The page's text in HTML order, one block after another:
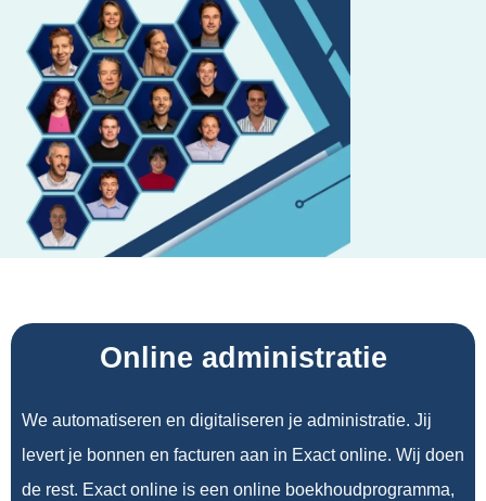
Online administratie
We automatiseren en digitaliseren je administratie. Jij
levert je bonnen en facturen aan in Exact online. Wij doen
de rest. Exact online is een online boekhoudprogramma,